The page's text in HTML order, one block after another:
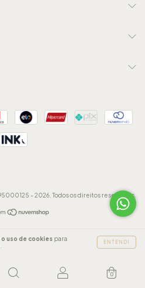
uso de cookies para
ENTENDI
0
- 2026. Todos os direitos reservados.